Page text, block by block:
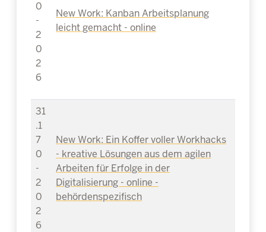
0
-
2
0
2
6
New Work: Kanban Arbeitsplanung
leicht gemacht - online
31
.1
7
0
-
2
0
2
6
New Work: Ein Koffer voller Workhacks
- kreative Lösungen aus dem agilen
Arbeiten für Erfolge in der
Digitalisierung - online -
behördenspezifisch